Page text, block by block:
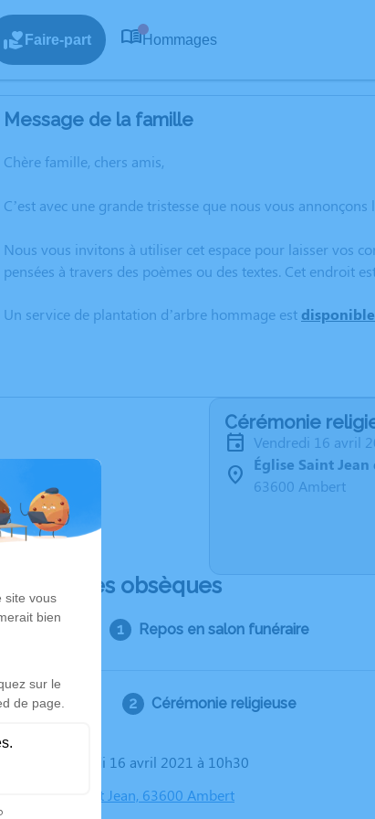
Faire-part Hommages
Message de la famille
Chère famille, chers amis,
C’est avec une grande tristesse que nous vous
Nous vous invitons à utiliser cet espace pour laisser vos
pensées à travers des poèmes ou des textes. Cet endroit
Un service de plantation d’arbre hommage est
Cérémonie
vendredi 16 avril
Église Saint
63600 Ambert
Déroulé des obsèques
Repos en salon funéraire
Cérémonie religieuse
Le vendredi 16 avril 2021 à 10h30
Église Saint Jean, 63600 Ambert